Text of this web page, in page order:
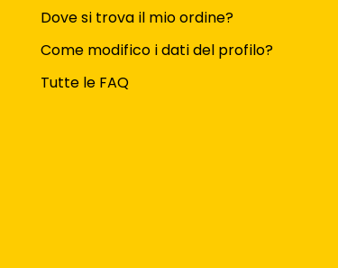
Dove si trova il mio ordine?
Come modifico i dati del profilo?
Tutte le FAQ